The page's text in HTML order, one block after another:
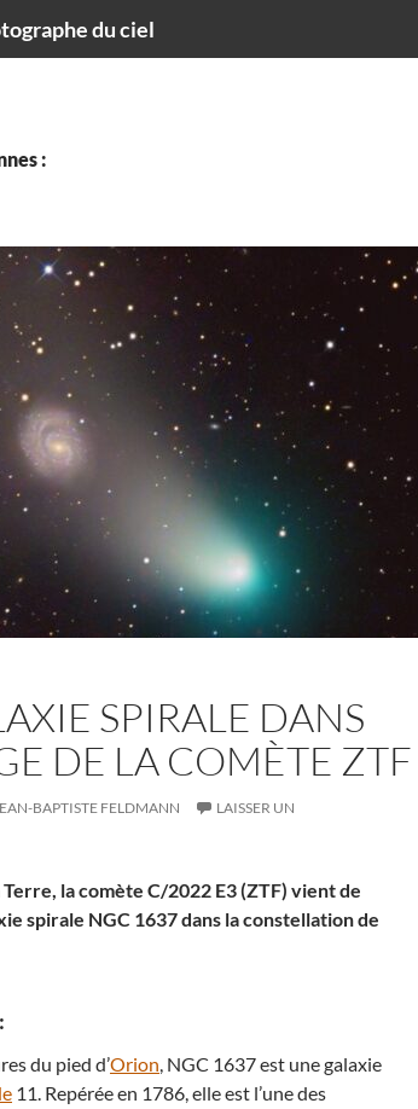
du ciel
:
SPIRALE DANS
DE LA COMÈTE ZTF
BAPTISTE FELDMANN
LAISSER UN
Terre, la comète C/2022 E3 (ZTF) vient de
spirale NGC 1637 dans la constellation de
du pied d’Orion, NGC 1637 est une galaxie
11. Repérée en 1786, elle est l’une des